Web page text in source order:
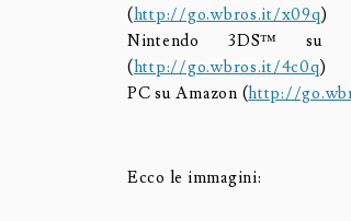
(http://go.wbros.it/x09q)
Nintendo 3DS™ su
(http://go.wbros.it/4c0q)
PC su Amazon (http://
Ecco le immagini: